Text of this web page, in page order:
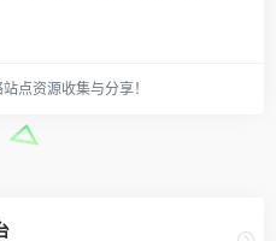
点资源收集与分享！